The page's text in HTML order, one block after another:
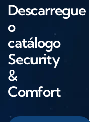
Descarregue
o
catálogo
Security
&
Comfort